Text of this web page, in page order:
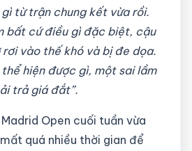
từ trận chung kết vừa rồi.
bất cứ điều gì đặc biệt, cậu
vào thế khó và bị đe dọa.
hiện được gì, một sai lầm
trả giá đắt”.
Open cuối tuần vừa
quá nhiều thời gian để